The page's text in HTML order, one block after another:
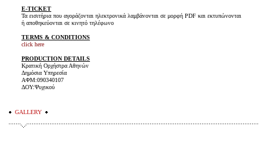
E-TICKET
Τα εισιτήρια που αγοράζονται ηλεκτρονικά λαμβάνονται σε μορφή PDF και εκτυπώνονται
ή αποθηκεύονται σε κινητό τηλέφωνο
TERMS & CONDITIONS
click here
PRODUCTION DETAILS
Κρατική Ορχήστρα Αθηνών
Δημόσια Υπηρεσία
ΑΦΜ:090340107
ΔΟΥ:Ψυχικού
GALLERY